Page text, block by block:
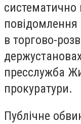
систематично
повідомлення
в торгово-
пресслужба
прокуратури.
Публічне